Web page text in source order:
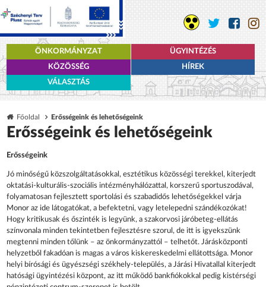
ÖNKORMÁNYZAT
ÜGYINTÉZÉS
KÖZÖSSÉG
HÍREK
VÁLASZTÁS
Főoldal Erősségeink és lehetőségeink
Erősségeink és lehetőségeink
Erősségeink
Jó minőségű közszolgáltatásokkal, esztétikus közösségi terekkel, kiterjedt
oktatási-kulturális-szociális intézményhálózattal, korszerű sportuszodával,
folyamatosan fejlesztett sportolási és szabadidős lehetőségekkel várja
Monor az ide látogatókat, a befektetni, vagy letelepedni szándékozókat!
Hogy kritikusak és őszinték is legyünk, a szakorvosi járóbeteg-ellátás
színvonala minden tekintetben fejlesztésre szorul, de itt is igyekszünk
megtenni minden tőlünk – az önkormányzattól – telhetőt. Járásközponti
helyzetből fakadóan is magas a város kiskereskedelmi ellátottsága. Monor
helyi bírósági és ügyészségi székhely-település, a Járási Hivatallal kiterjedt
hatósági ügyintézési központ, az itt működő bankfiókokkal pedig kistérségi